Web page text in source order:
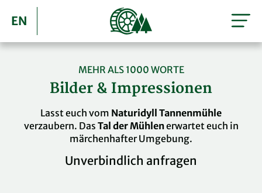
EN
MEHR ALS 1000 WORTE
Bilder & Impressionen
Lasst euch vom Naturidyll Tannenmühle
verzaubern. Das Tal der Mühlenerwartet euch in
märchenhafter Umgebung.
Unverbindlich anfragen